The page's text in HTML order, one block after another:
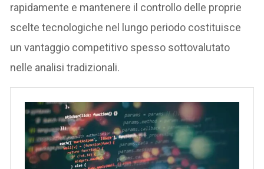
rapidamente e mantenere il controllo delle proprie
scelte tecnologiche nel lungo periodo costituisce
un vantaggio competitivo spesso sottovalutato
nelle analisi tradizionali.